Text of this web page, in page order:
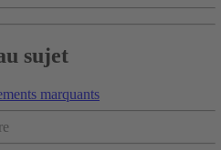
sujet
marquants